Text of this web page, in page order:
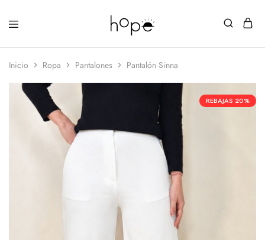
Inicio Ropa Pantalones Pantalón Sinna
REBAJAS 20%